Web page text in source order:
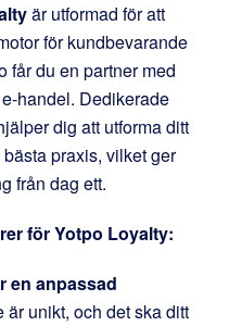
är utformad för att
för kundbevarande
får du en partner med
handel. Dedikerade
dig att utforma ditt
praxis, vilket ger
från dag ett.
för Yotpo Loyalty:
en anpassad
är unikt, och det ska ditt